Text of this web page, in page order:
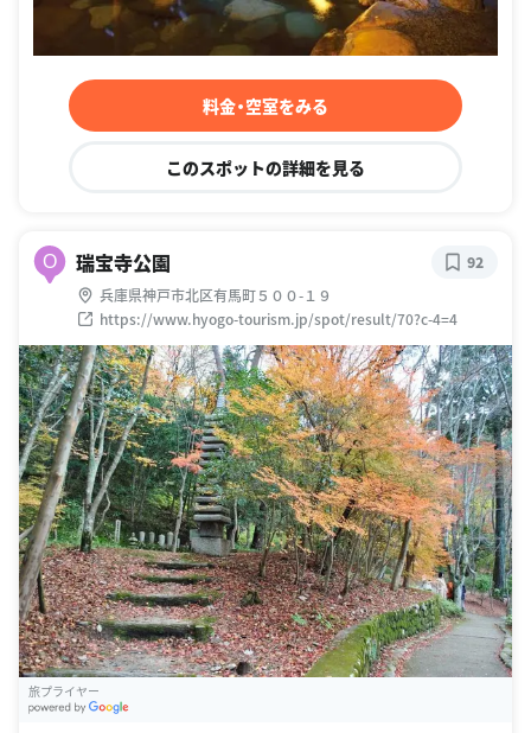
料金・空室をみる
このスポットの詳細を見る
O 瑞宝寺公園
兵庫県神戸市北区有馬町５００-１９
https://www.hyogo-tourism.jp/spot/result/70?c-4=4
92
旅プライヤー